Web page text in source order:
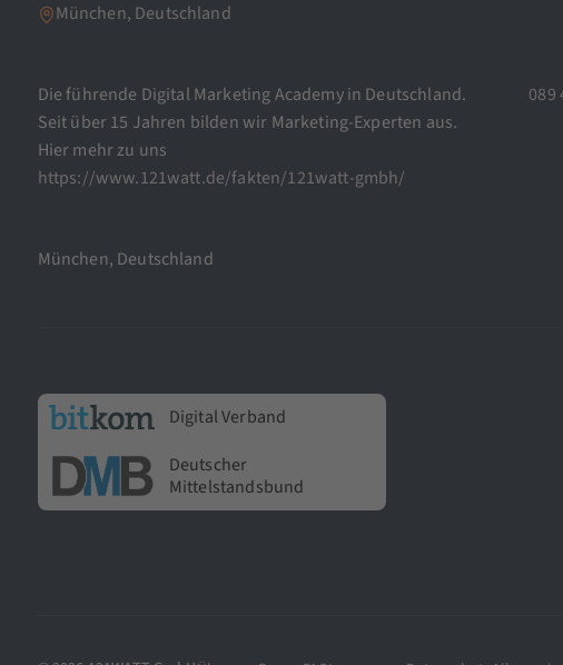
München, Deutschland
Die führende Digital Marketing Academy in Deutschland.
Seit über 15 Jahren bilden wir Marketing-Experten aus.
Hier mehr zu uns
https://www.121watt.de/fakten/121watt-gmbh/
089
München, Deutschland
Digital Verband
Deutscher
Mittelstandsbund